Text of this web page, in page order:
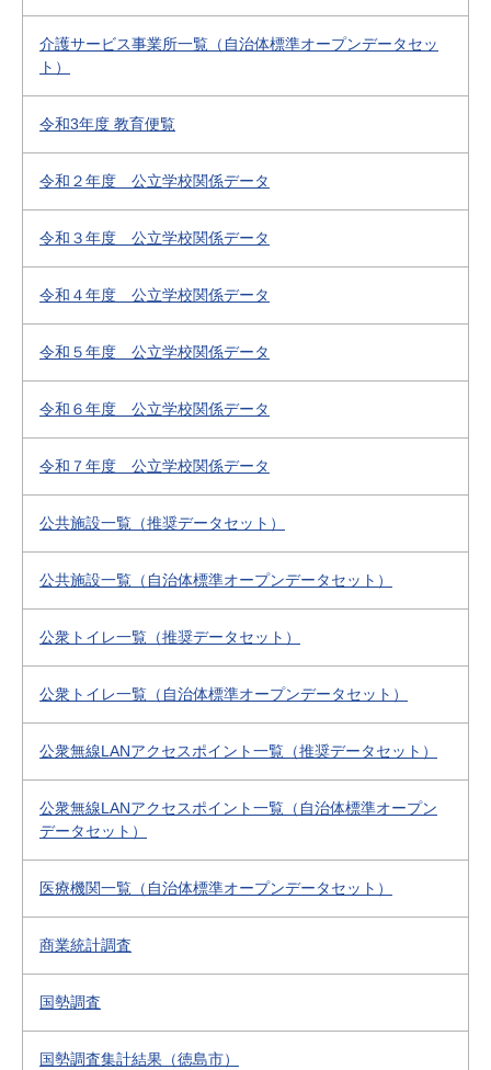
介護サービス事業所一覧（自治体標準オープンデータセッ
ト）
令和3年度 教育便覧
令和２年度 公立学校関係データ
令和３年度 公立学校関係データ
令和４年度 公立学校関係データ
令和５年度 公立学校関係データ
令和６年度 公立学校関係データ
令和７年度 公立学校関係データ
公共施設一覧（推奨データセット）
公共施設一覧（自治体標準オープンデータセット）
公衆トイレ一覧（推奨データセット）
公衆トイレ一覧（自治体標準オープンデータセット）
公衆無線LANアクセスポイント一覧（推奨データセット）
公衆無線LANアクセスポイント一覧（自治体標準オープン
データセット）
医療機関一覧（自治体標準オープンデータセット）
商業統計調査
国勢調査
国勢調査集計結果（徳島市）